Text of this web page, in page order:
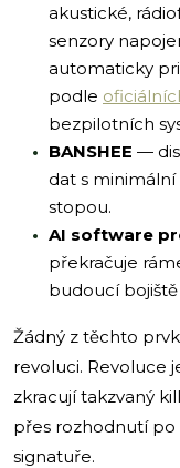
akustické,
senzory
automaticky
podle
bezpilotních
BANSHEE —
dat s
stopou.
AI software
překračuje
budoucí
Žádný z těchto
revoluci. Revoluce
zkracují takzvaný
přes rozhodnutí po
signatuře.